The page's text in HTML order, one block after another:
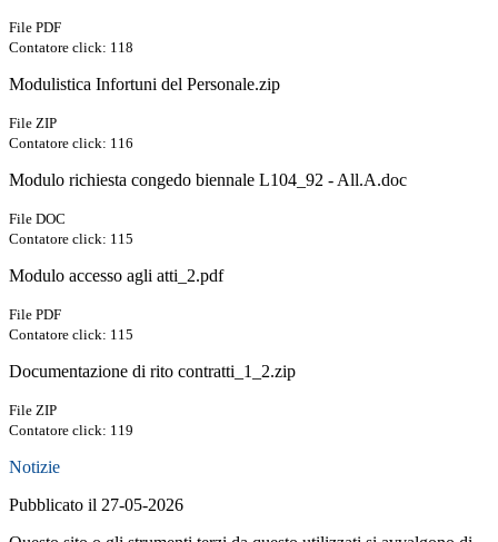
File PDF
Contatore click: 118
Modulistica Infortuni del Personale.zip
File ZIP
Contatore click: 116
Modulo richiesta congedo biennale L104_92 - All.A.doc
File DOC
Contatore click: 115
Modulo accesso agli atti_2.pdf
File PDF
Contatore click: 115
Documentazione di rito contratti_1_2.zip
File ZIP
Contatore click: 119
Notizie
Pubblicato il 27-05-2026